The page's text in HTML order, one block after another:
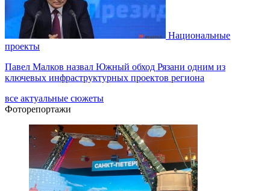
Национальные
проекты
Павел Малков назвал Южный обход Рязани одним из
ключевых инфраструктурных проектов региона
все актуальные сюжеты
Фоторепортажи